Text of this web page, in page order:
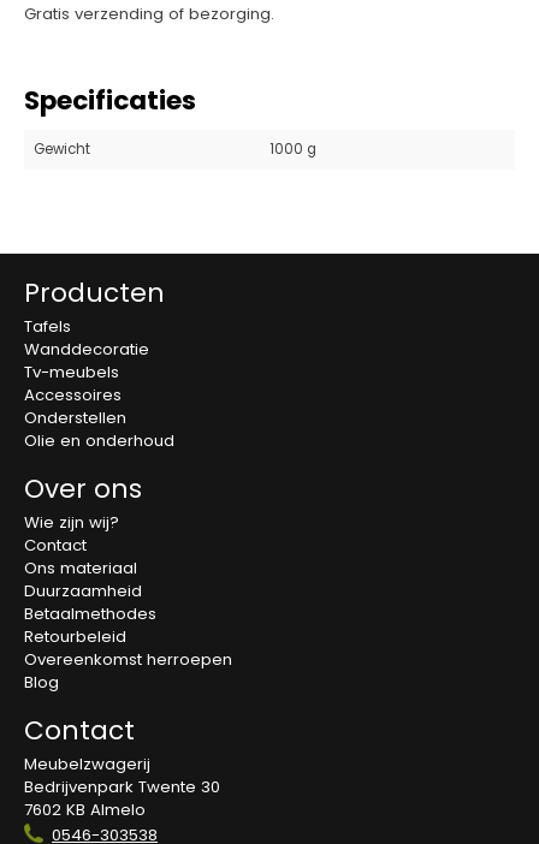
Gratis verzending of bezorging.
Specificaties
Gewicht 1000 g
Producten
Tafels
Wanddecoratie
Tv-meubels
Accessoires
Onderstellen
Olie en onderhoud
Over ons
Wie zijn wij?
Contact
Ons materiaal
Duurzaamheid
Betaalmethodes
Retourbeleid
Overeenkomst herroepen
Blog
Contact
Meubelzwagerij
Bedrijvenpark Twente 30
7602 KB Almelo
0546-303538